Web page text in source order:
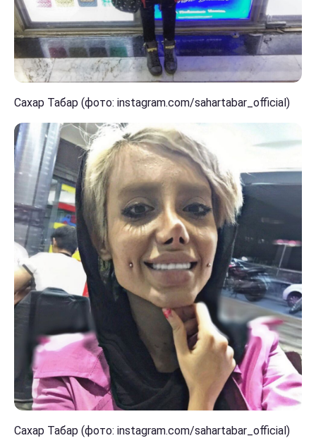
Сахар Табар (фото: instagram.com/sahartabar_official)
Сахар Табар (фото: instagram.com/sahartabar_official)